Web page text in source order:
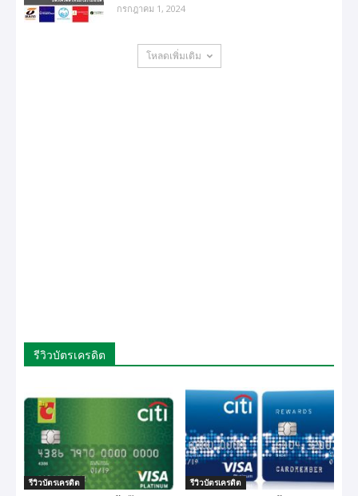
กรกฎาคม 1, 2024
โหลดเพิ่มเติม
รีวิวบัตรเครดิต
รีวิวบัตรเครดิต รีวิวบัตรเครดิต